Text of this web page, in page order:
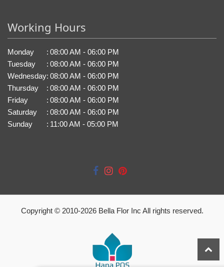
Working Hours
Monday : 08:00 AM - 06:00 PM
Tuesday
: 08:00 AM - 06:00 PM
Wednesday: 08:00 AM - 06:00 PM
Thursday
: 08:00 AM - 06:00 PM
Friday
: 08:00 AM - 06:00 PM
Saturday
: 08:00 AM - 06:00 PM
Sunday
: 11:00 AM - 05:00 PM
Copyright © 2010-2026Bella Flor Inc All rights reserved.